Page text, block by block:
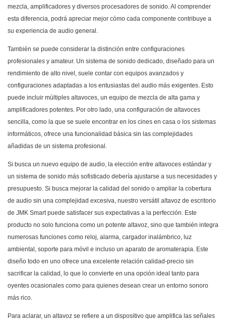
mezcla, amplificadores y diversos procesadores de sonido. Al comprender
esta diferencia, podrá apreciar mejor cómo cada componente contribuye a
su experiencia de audio general.
También se puede considerar la distinción entre configuraciones
profesionales y amateur. Un sistema de sonido dedicado, diseñado para un
rendimiento de alto nivel, suele contar con equipos avanzados y
configuraciones adaptadas a los entusiastas del audio más exigentes. Esto
puede incluir múltiples altavoces, un equipo de mezcla de alta gama y
amplificadores potentes. Por otro lado, una configuración de altavoces
sencilla, como la que se suele encontrar en los cines en casa o los sistemas
informáticos, ofrece una funcionalidad básica sin las complejidades
añadidas de un sistema profesional.
Si busca un nuevo equipo de audio, la elección entre altavoces estándar y
un sistema de sonido más sofisticado debería ajustarse a sus necesidades y
presupuesto. Si busca mejorar la calidad del sonido o ampliar la cobertura
de audio sin una complejidad excesiva, nuestro versátil altavoz de escritorio
de JMK Smartpuede satisfacer sus expectativas a la perfección. Este
producto no solo funciona como un potente altavoz, sino que también integra
numerosas funciones como reloj, alarma, cargador inalámbrico, luz
ambiental, soporte para móvil e incluso un aparato de aromaterapia. Este
diseño todo en uno ofrece una excelente relación calidad-precio sin
sacrificar la calidad, lo que lo convierte en una opción ideal tanto para
oyentes ocasionales como para quienes desean crear un entorno sonoro
más rico.
Para aclarar, un altavoz se refiere a un dispositivo que amplifica las señales